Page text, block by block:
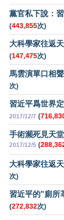
黨官私下說：
(443,855次)
大科學家往返
(147,475次)
馬雲演單口相
次)
習近平爲世界
2017/12/7 (
手術瀕死見天
2017/12/5 (
大科學家往返
次)
習近平的"廁所
(272,832次)